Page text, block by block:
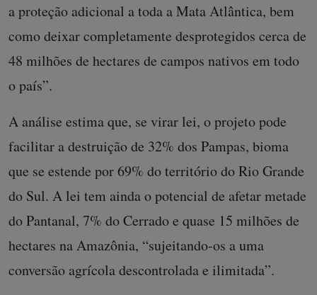
a proteção adicional a toda a Mata Atlântica, bem
como deixar completamente desprotegidos cerca de
48 milhões de hectares de campos nativos em todo
o país”.
A análise estima que, se virar lei, o projeto pode
facilitar a destruição de 32% dos Pampas, bioma
que se estende por 69% do território do Rio Grande
do Sul. A lei tem ainda o potencial de afetar metade
do Pantanal, 7% do Cerrado e quase 15 milhões de
hectares na Amazônia, “sujeitando-os a uma
conversão agrícola descontrolada e ilimitada”.